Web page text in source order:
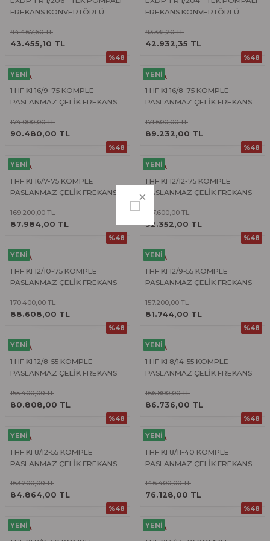
FREKANS KONVERTÖRLÜ
94.467,60 TL
43.455,10 TL
ÜRÜNÜ İNCELE
FREKANS KONVERTÖRLÜ
93.331,20 TL
42.932,35 TL
ÜRÜNÜ İNCELE
%48
YENİ
ETNA
1 HF KI 16/9-75 KOMPLE
PASLANMAZ ÇELİK FREKANS
174.000,00 TL
90.480,00 TL
ÜRÜNÜ İNCELE
%48
YENİ
ETNA
1 HF KI 16/8-75 KOMPLE
PASLANMAZ ÇELİK FREKANS
171.600,00 TL
89.232,00 TL
ÜRÜNÜ İNCELE
%48
YENİ
ETNA
1 HF KI 16/7-75 KOMPLE
PASLANMAZ ÇELİK FREKANS
169.200,00 TL
87.984,00 TL
ÜRÜNÜ İNCELE
%48
YENİ
ETNA
1 HF KI 12/12-75 KOMPLE
PASLANMAZ ÇELİK FREKANS
177.600,00 TL
92.352,00 TL
ÜRÜNÜ İNCELE
%48
YENİ
ETNA
1 HF KI 12/10-75 KOMPLE
PASLANMAZ ÇELİK FREKANS
170.400,00 TL
88.608,00 TL
ÜRÜNÜ İNCELE
%48
YENİ
ETNA
1 HF KI 12/9-55 KOMPLE
PASLANMAZ ÇELİK FREKANS
157.200,00 TL
81.744,00 TL
ÜRÜNÜ İNCELE
%48
YENİ
ETNA
1 HF KI 12/8-55 KOMPLE
PASLANMAZ ÇELİK FREKANS
155.400,00 TL
80.808,00 TL
ÜRÜNÜ İNCELE
%48
YENİ
ETNA
1 HF KI 8/14-55 KOMPLE
PASLANMAZ ÇELİK FREKANS
166.800,00 TL
86.736,00 TL
ÜRÜNÜ İNCELE
%48
YENİ
ETNA
1 HF KI 8/12-55 KOMPLE
PASLANMAZ ÇELİK FREKANS
163.200,00 TL
84.864,00 TL
ÜRÜNÜ İNCELE
%48
YENİ
ETNA
1 HF KI 8/11-40 KOMPLE
PASLANMAZ ÇELİK FREKANS
146.400,00 TL
76.128,00 TL
ÜRÜNÜ İNCELE
%48
YENİ
ETNA
%48
YENİ
ETNA